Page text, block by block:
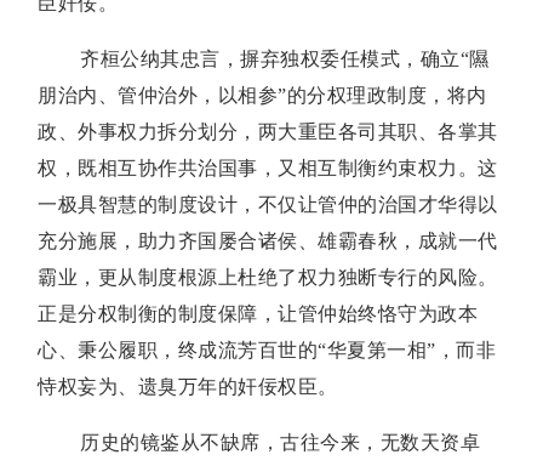
齐桓公纳其忠言，摒弃独权委任模式，确立“隰
朋治内、管仲治外，以相参”的分权理政制度，将内
政、外事权力拆分划分，两大重臣各司其职、各掌其
权，既相互协作共治国事，又相互制衡约束权力。这
一极具智慧的制度设计，不仅让管仲的治国才华得以
充分施展，助力齐国屡合诸侯、雄霸春秋，成就一代
霸业，更从制度根源上杜绝了权力独断专行的风险。
正是分权制衡的制度保障，让管仲始终恪守为政本
心、秉公履职，终成流芳百世的“华夏第一相”，而非
恃权妄为、遗臭万年的奸佞权臣。
历史的镜鉴从不缺席，古往今来，无数天资卓